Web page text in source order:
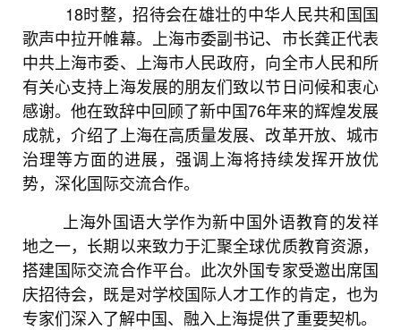
18时整，招待会在雄壮的中华人民共和国国
歌声中拉开帷幕。上海市委副书记、市长龚正代表
中共上海市委、上海市人民政府，向全市人民和所
有关心支持上海发展的朋友们致以节日问候和衷心
感谢。他在致辞中回顾了新中国76年来的辉煌发展
成就，介绍了上海在高质量发展、改革开放、城市
治理等方面的进展，强调上海将持续发挥开放优
势，深化国际交流合作。
上海外国语大学作为新中国外语教育的发祥
地之一，长期以来致力于汇聚全球优质教育资源，
搭建国际交流合作平台。此次外国专家受邀出席国
庆招待会，既是对学校国际人才工作的肯定，也为
专家们深入了解中国、融入上海提供了重要契机。